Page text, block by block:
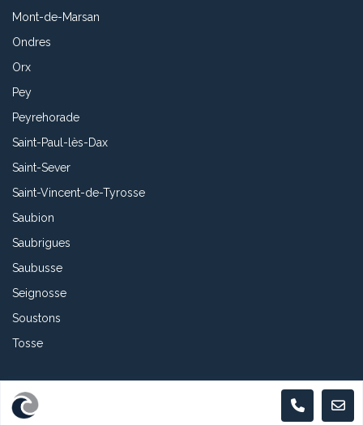
Mont-de-Marsan
Ondres
Orx
Pey
Peyrehorade
Saint-Paul-lès-Dax
Saint-Sever
Saint-Vincent-de-Tyrosse
Saubion
Saubrigues
Saubusse
Seignosse
Soustons
Tosse